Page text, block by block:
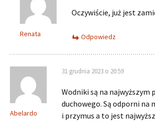
Renata
Oczywiście, już jest
Odpowiedz
Abelardo
31 grudnia 2023 o 20:59
Wodniki są na najwyższym
duchowego. Są odporni na
i przymus a to jest